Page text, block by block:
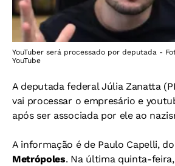
YouTuber será processado por deputada -
YouTube
A deputada federal Júlia Zanatta
vai processar o empresário e
após ser associada por ele ao
A informação é de Paulo Capelli,
Metrópoles. Na última quinta-feira,